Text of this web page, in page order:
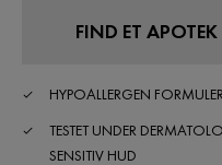
FIND ET APOTEK
HYPOALLERGEN
TESTET UNDER
SENSITIV HUD